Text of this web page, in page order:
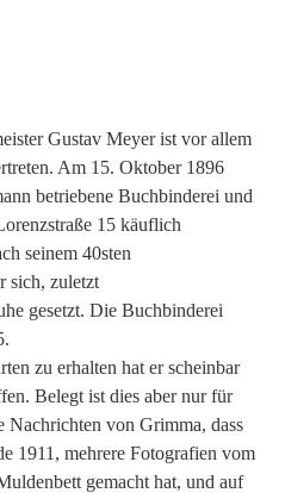
Gustav Meyer ist vor allem
Am 15. Oktober 1896
betriebene Buchbinderei und
15 käuflich
seinem 40sten
sich, zuletzt
gesetzt. Die Buchbinderei
zu erhalten hat er scheinbar
Belegt ist dies aber nur für
Nachrichten von Grimma, dass
1911, mehrere Fotografien vom
gemacht hat, und auf